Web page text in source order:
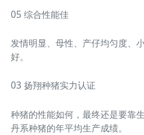
05 综合性能佳
发情明显、母性、产仔均匀度、
好。
03 扬翔种猪实力认证
种猪的性能如何，最终还是要靠
丹系种猪的年平均生产成绩。